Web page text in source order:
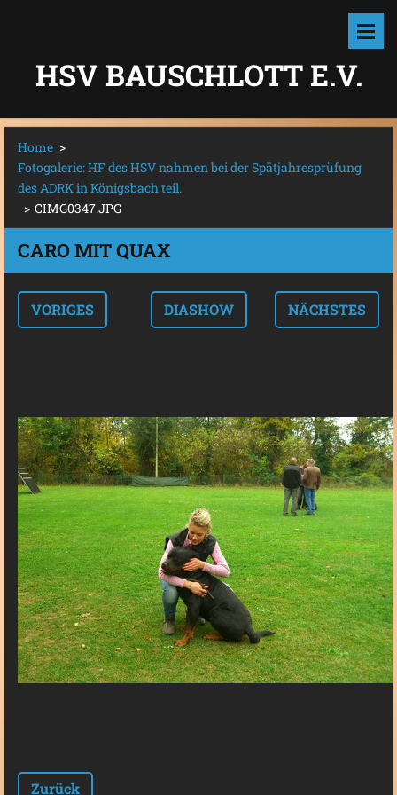
HSV BAUSCHLOTT E.V.
Home >
Fotogalerie: HF des HSV nahmen bei der Spätjahresprüfung
des ADRK in Königsbach teil.
> CIMG0347.JPG
CARO MIT QUAX
VORIGES DIASHOW NÄCHSTES
Zurück